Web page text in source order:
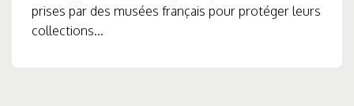
prises par des musées français pour protéger leurs
collections...